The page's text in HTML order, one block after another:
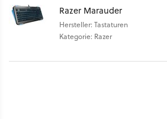
Razer Marauder
Hersteller: Tastaturen
Kategorie: Razer